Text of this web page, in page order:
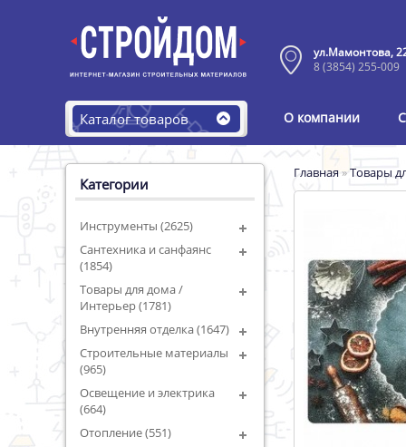
ул.Мамонтова,
8 (3854) 255-009
Каталог товаров О компании
Категории
Инструменты (2625)
Сантехника и санфаянс
(1854)
Товары для дома /
Интерьер (1781)
Внутренняя отделка (1647)
Строительные материалы
(965)
Освещение и электрика
(664)
Отопление (551)
Главная»Товары